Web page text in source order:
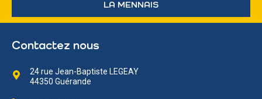
LA MENNAIS
Contactez nous
24 rue Jean-Baptiste LEGEAY
44350 Guérande